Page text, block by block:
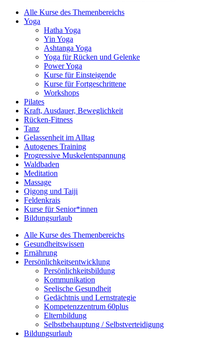
Alle Kurse des Themenbereichs
Yoga
Hatha Yoga
Yin Yoga
Ashtanga Yoga
Yoga für Rücken und Gelenke
Power Yoga
Kurse für Einsteigende
Kurse für Fortgeschrittene
Workshops
Pilates
Kraft, Ausdauer, Beweglichkeit
Rücken-Fitness
Tanz
Gelassenheit im Alltag
Autogenes Training
Progressive Muskelentspannung
Waldbaden
Meditation
Massage
Qigong und Taiji
Feldenkrais
Kurse für Senior*innen
Bildungsurlaub
Alle Kurse des Themenbereichs
Gesundheitswissen
Ernährung
Persönlichkeitsentwicklung
Persönlichkeitsbildung
Kommunikation
Seelische Gesundheit
Gedächtnis und Lernstrategie
Kompetenzzentrum 60plus
Elternbildung
Selbstbehauptung / Selbstverteidigung
Bildungsurlaub